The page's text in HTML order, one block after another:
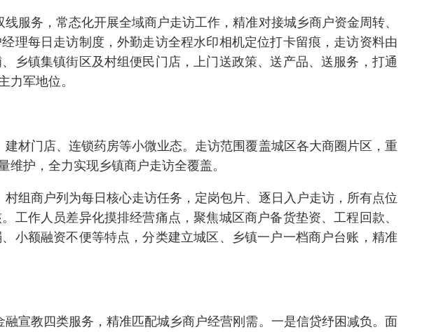
服务，常态化开展全域商户走访工作，精准对接城乡商户资金周转、
理每日走访制度，外勤走访全程水印相机定位打卡留痕，走访资料由
乡镇集镇街区及村组便民门店，上门送政策、送产品、送服务，打通
力军地位。
材门店、连锁药房等小微业态。走访范围覆盖城区各大商圈片区，重
护，全力实现乡镇商户走访全覆盖。
组商户列为每日核心走访任务，定岗包片、逐日入户走访，所有点位
作人员差异化摸排经营痛点，聚焦城区商户备货垫资、工程回款、
小额融资不便等特点，分类建立城区、乡镇一户一档商户台账，精准
宣教四类服务，精准匹配城乡商户经营刚需。一是信贷纾困减负。面